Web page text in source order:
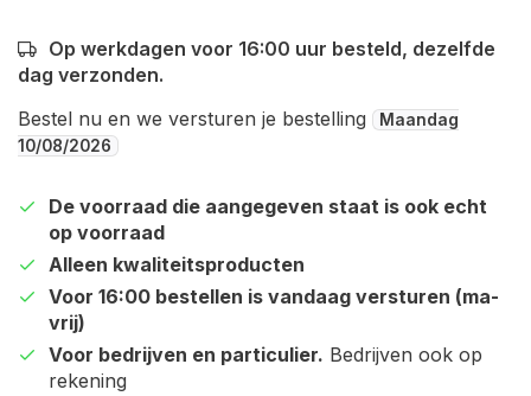
Op werkdagen voor 16:00 uur besteld, dezelfde
dag verzonden.
Bestel nu en we versturen je bestelling
Maandag
10/08/2026
De voorraad die aangegeven staat is ook echt
op voorraad
Alleen kwaliteitsproducten
Voor 16:00 bestellen is vandaag versturen (ma-
vrij)
Voor bedrijven en particulier. Bedrijven ook op
rekening